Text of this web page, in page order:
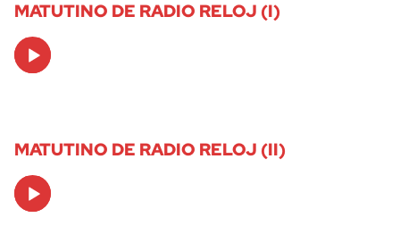
MATUTINO DE RADIO RELOJ (I)
Audio
Player
MATUTINO DE RADIO RELOJ (II)
Audio
Player